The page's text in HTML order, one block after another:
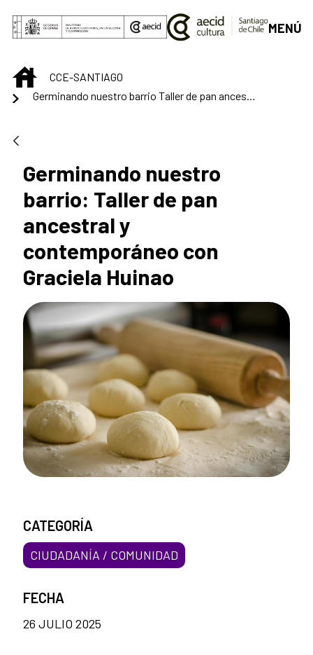
Saltar al contenido principal
MENÚ
INICIOCCE-SANTIAGO
Germinando nuestro
barrio: Taller de pan
ancestral y
contemporáneo con
Graciela Huinao
CATEGORÍA
CIUDADANÍA / COMUNIDAD
FECHA
26 JULIO 2025